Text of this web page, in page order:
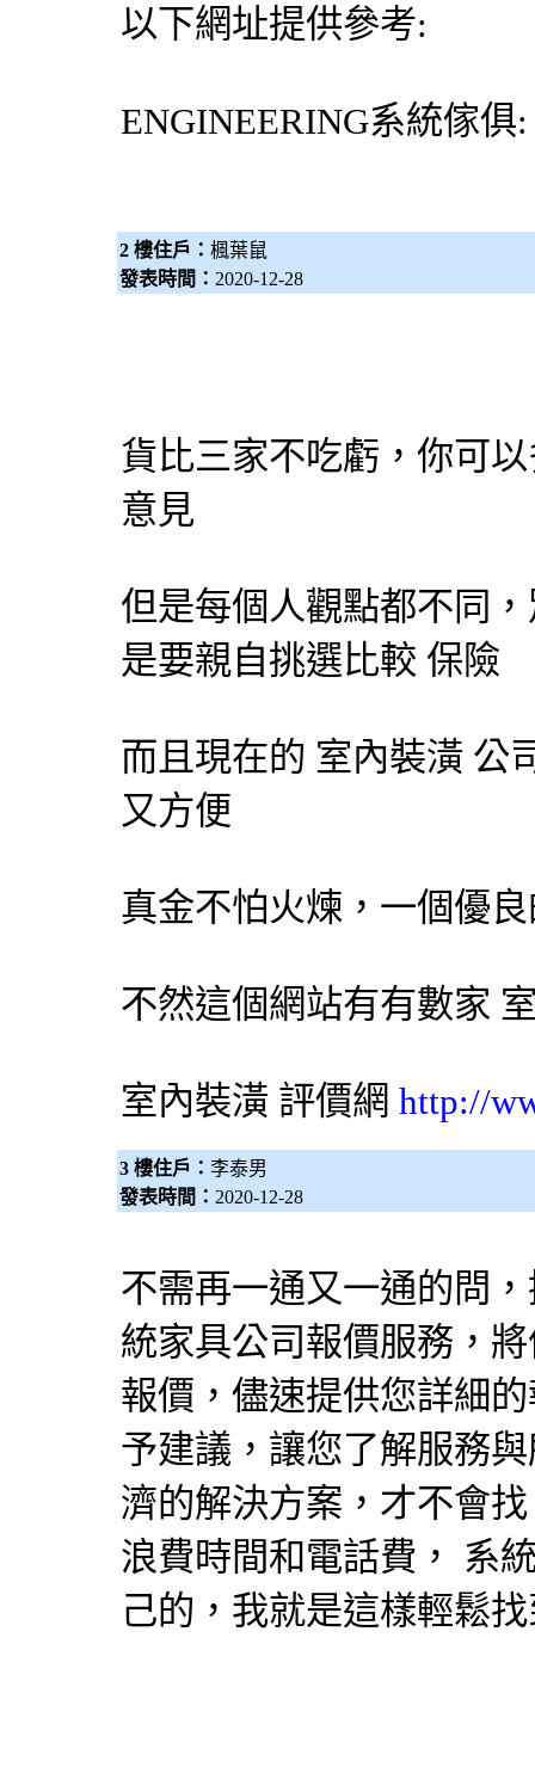
以下網址提供參考:
ENGINEERING系統傢俱
2 樓住戶： 楓葉鼠
發表時間： 2020-12-28
貨比三家不吃虧，你可
意見
但是每個人觀點都不同
是要親自挑選比較 保險
而且現在的 室內裝潢 公
又方便
真金不怕火煉，一個優
不然這個網站有有數家
室內裝潢 評價網 http://
3 樓住戶： 李泰男
發表時間： 2020-12-28
不需再一通又一通的問
統家具公司報價服務，
報價，儘速提供您詳細
予建議，讓您了解服務
濟的解決方案，才不會
浪費時間和電話費， 系
己的，我就是這樣輕鬆